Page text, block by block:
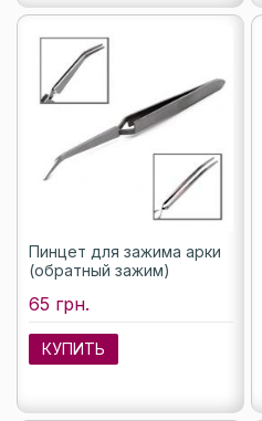
Пинцет для зажима арки
(обратный зажим)
65 грн.
КУПИТЬ